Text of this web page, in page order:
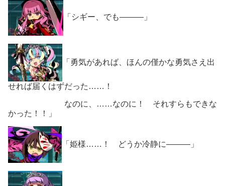
「シギー、でも―――」
「勇気があれば、ほんの僅かな勇気さえ出
せれば届くはずだった……！
なのに、……なのに！ それすらもできな
かった！！」
「姫様……！ どうか冷静に―――」